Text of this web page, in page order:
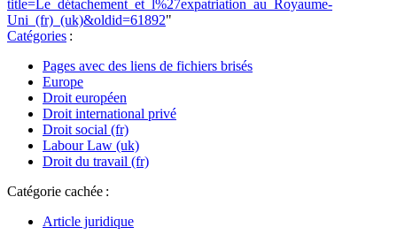
title=Le_détachement_et_l%27expatriation_au_Royaume-
Uni_(fr)_(uk)&oldid=61892"
Catégories :
Pages avec des liens de fichiers brisés
Europe
Droit européen
Droit international privé
Droit social (fr)
Labour Law (uk)
Droit du travail (fr)
Catégorie cachée :
Article juridique